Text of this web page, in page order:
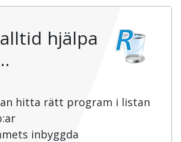
hjälpa
hitta rätt program i listan
inbyggda